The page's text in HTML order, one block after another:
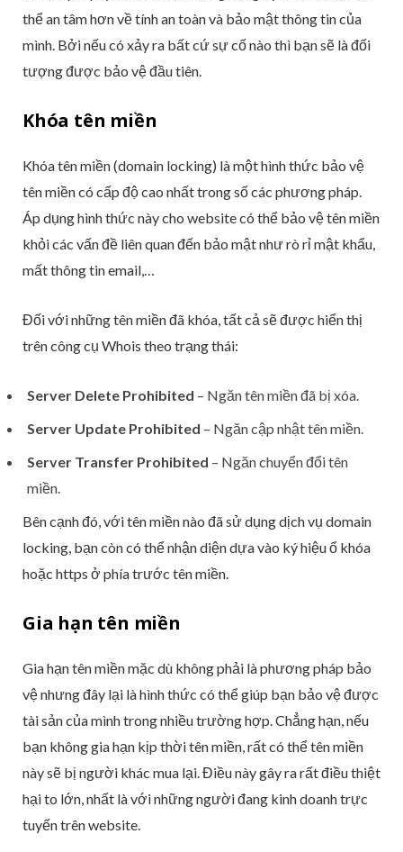
thể an tâm hơn về tính an toàn và bảo mật thông tin của
mình. Bởi nếu có xảy ra bất cứ sự cố nào thì bạn sẽ là đối
tượng được bảo vệ đầu tiên.
Khóa tên miền
Khóa tên miền (domain locking) là một hình thức bảo vệ
tên miền có cấp độ cao nhất trong số các phương pháp.
Áp dụng hình thức này cho website có thể bảo vệ tên miền
khỏi các vấn đề liên quan đến bảo mật như rò rỉ mật khẩu,
mất thông tin email,…
Đối với những tên miền đã khóa, tất cả sẽ được hiển thị
trên công cụ Whois theo trạng thái:
Server Delete Prohibited – Ngăn tên miền đã bị xóa.
Server Update Prohibited – Ngăn cập nhật tên miền.
Server Transfer Prohibited – Ngăn chuyển đổi tên
miền.
Bên cạnh đó, với tên miền nào đã sử dụng dịch vụ domain
locking, bạn còn có thể nhận diện dựa vào ký hiệu ổ khóa
hoặc https ở phía trước tên miền.
Gia hạn tên miền
Gia hạn tên miền mặc dù không phải là phương pháp bảo
vệ nhưng đây lại là hình thức có thể giúp bạn bảo vệ được
tài sản của mình trong nhiều trường hợp. Chẳng hạn, nếu
bạn không gia hạn kịp thời tên miền, rất có thể tên miền
này sẽ bị người khác mua lại. Điều này gây ra rất điều thiệt
hại to lớn, nhất là với những người đang kinh doanh trực
tuyến trên website.